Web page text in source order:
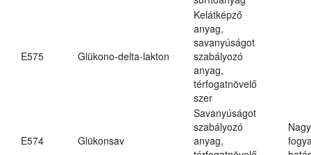
E575 Glükono-delta-lakton
Kelátképző
anyag,
savanyúságot
szabályozó
anyag,
térfogatnövelő
szer
E574 Glükonsav
Savanyúságot
szabályozó
anyag,